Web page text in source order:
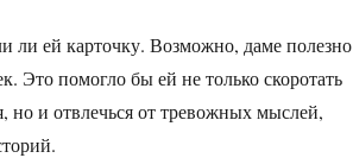
ли ей карточку. Возможно, даме полезно
Это помогло бы ей не только скоротать
но и отвлечься от тревожных мыслей,